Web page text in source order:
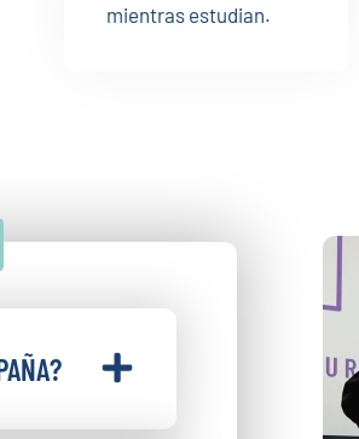
mientras estudian.